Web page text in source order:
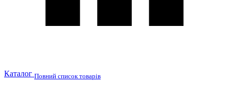
Каталог Повний список товарів